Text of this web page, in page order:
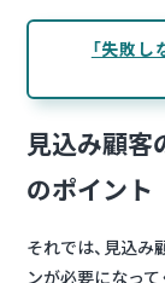
「失敗し
見込み顧客
のポイント
それでは、見込
ンが必要になっ